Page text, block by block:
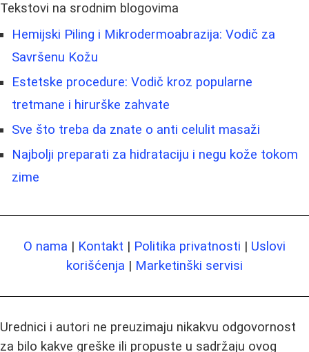
Tekstovi na srodnim blogovima
Hemijski Piling i Mikrodermoabrazija: Vodič za
Savršenu Kožu
Estetske procedure: Vodič kroz popularne
tretmane i hirurške zahvate
Sve što treba da znate o anti celulit masaži
Najbolji preparati za hidrataciju i negu kože tokom
zime
O nama | Kontakt | Politika privatnosti | Uslovi
korišćenja | Marketinški servisi
Urednici i autori ne preuzimaju nikakvu odgovornost
za bilo kakve greške ili propuste u sadržaju ovog